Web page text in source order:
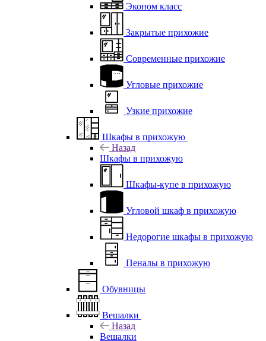
Эконом класс
Закрытые прихожие
Современные прихожие
Угловые прихожие
Узкие прихожие
Шкафы в прихожую
Назад
Шкафы в прихожую
Шкафы-купе в прихожую
Угловой шкаф в прихожую
Недорогие шкафы в прихожую
Пеналы в прихожую
Обувницы
Вешалки
Назад
Вешалки